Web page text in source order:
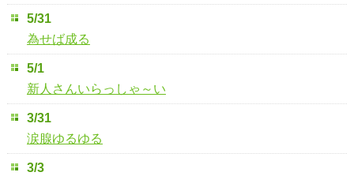
5/31
為せば成る
5/1
新人さんいらっしゃ～い
3/31
涙腺ゆるゆる
3/3